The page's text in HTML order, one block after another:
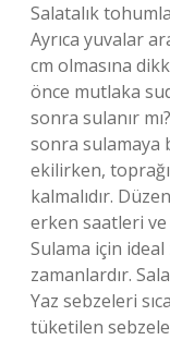
Salatalık
Ayrıca yuvalar
cm olmasına
önce mutlaka
sonra sulanır
sonra sulamaya
ekilirken,
kalmalıdır.
erken saatleri ve
Sulama için
zamanlardır.
Yaz sebzeleri
tüketilen